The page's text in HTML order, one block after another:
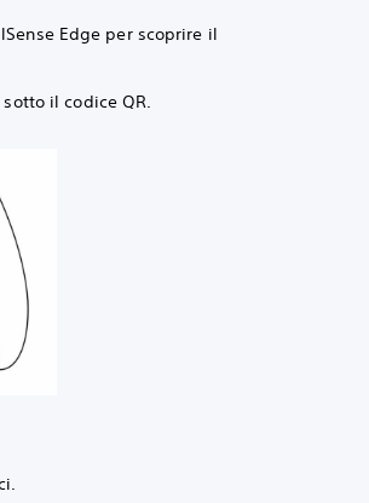
Edge per scoprire il
il codice QR.